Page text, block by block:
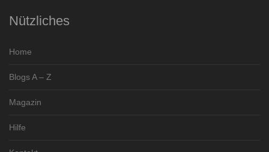
Nützliches
Home
Blogs A – Z
Magazin
Hilfe